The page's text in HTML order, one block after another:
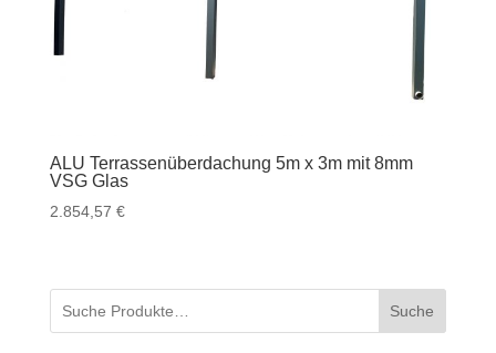
ALU Terrassenüberdachung 5m x 3m mit 8mm
VSG Glas
2.854,57 €
Suche